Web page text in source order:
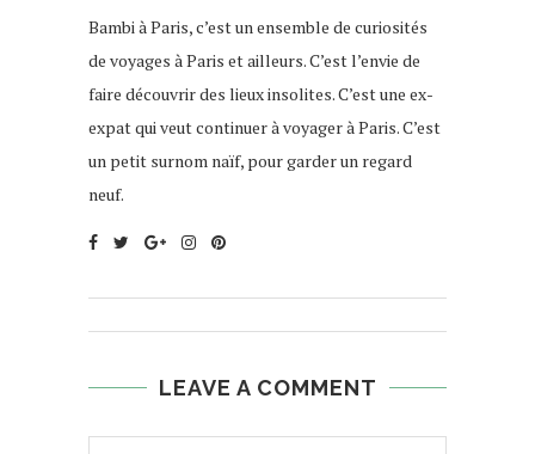
Bambi à Paris, c’est un ensemble de curiosités
de voyages à Paris et ailleurs. C’est l’envie de
faire découvrir des lieux insolites. C’est une ex-
expat qui veut continuer à voyager à Paris. C’est
un petit surnom naïf, pour garder un regard
neuf.
LEAVE A COMMENT